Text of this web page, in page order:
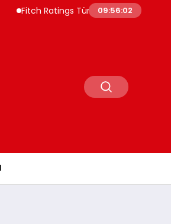
Fitch Ratings Türkiye Borç Piyasasının
09:56:03